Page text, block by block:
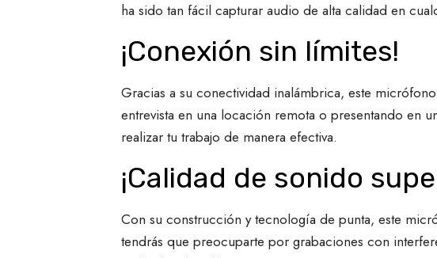
ha sido tan fácil capturar audio de alta calidad en
¡Conexión sin límites!
Gracias a su conectividad inalámbrica, este
entrevista en una locación remota o presentando en
realizar tu trabajo de manera efectiva.
¡Calidad de sonido
Con su construcción y tecnología de punta, este
tendrás que preocuparte por grabaciones con